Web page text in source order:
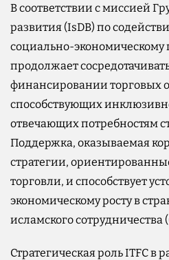
В соответствии с миссией
развития (IsDB) по
социально-экономическому
продолжает
финансировании торговых
способствующих
отвечающих потребностям
Поддержка, оказываемая
стратегии,
торговли, и способствует
экономическому росту в
исламского сотрудничества
Стратегическая роль ITFC в